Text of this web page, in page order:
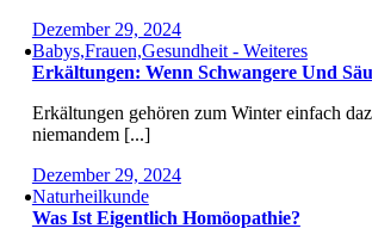
Dezember 29, 2024
Babys,Frauen,Gesundheit - Weiteres
Erkältungen: Wenn Schwangere Und
Erkältungen gehören zum Winter einfach
niemandem [...]
Dezember 29, 2024
Naturheilkunde
Was Ist Eigentlich Homöopathie?